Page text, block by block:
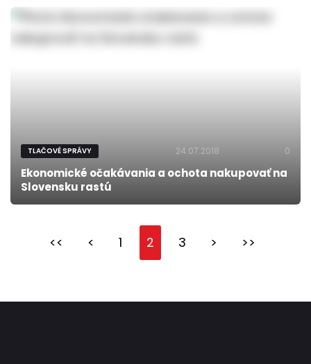
TLAČOVÉ SPRÁVY 24.07.2018 0
Ekonomické očakávania a ochota nakupovať na
Slovensku rastú
<< < 1 2 3 > >>